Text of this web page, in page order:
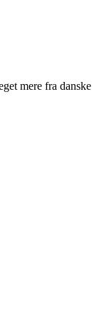
mere fra danske